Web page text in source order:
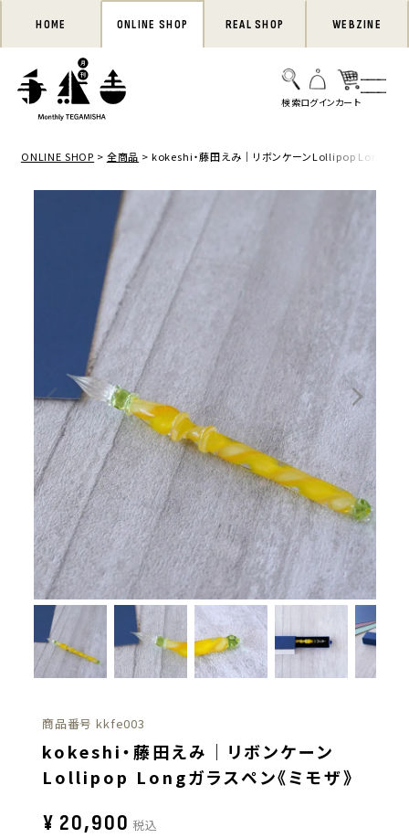
HOME ONLINE SHOP REAL SHOP WEBZINE
ONLINE SHOP 全商品 kokeshi・藤田えみ｜リボンケーンLollipop Longガラス
商品番号 kkfe003
kokeshi・藤田えみ｜リボンケーン
Lollipop Longガラスペン《ミモザ》
¥ 20,900 税込